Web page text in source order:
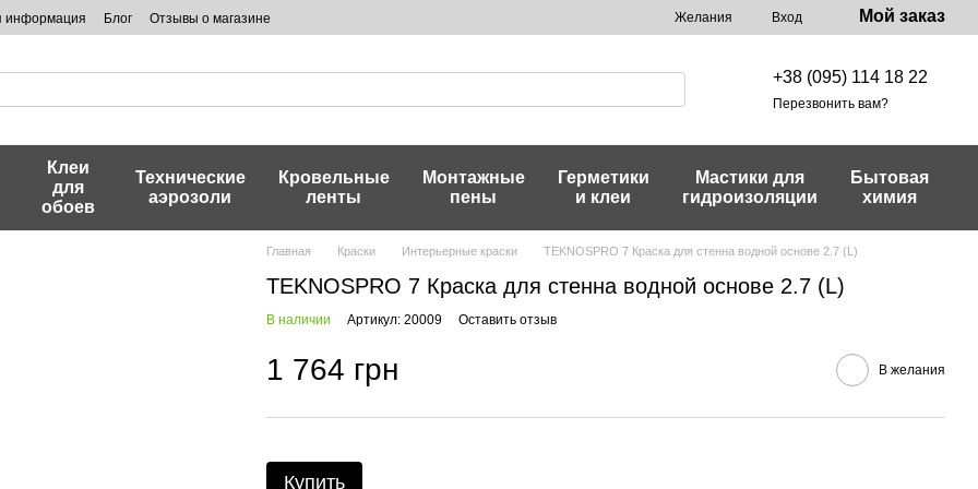
информация Блог Отзывы о магазине Желания Вход Мой заказ
+38 (095) 114 18 22
Перезвонить вам?
Клеи
для
обоев
Технические
аэрозоли
Кровельные
ленты
Монтажные
пены
Герметики
и клеи
Мастики для
гидроизоляции
Бытовая
химия
Главная Краски Интерьерные краски TEKNOSPRO 7 Краска для стенна водной основе 2.7 (L)
TEKNOSPRO 7 Краска для стенна водной основе 2.7 (L)
В наличии Артикул: 20009 Оставить отзыв
1 764 грн В желания
Купить